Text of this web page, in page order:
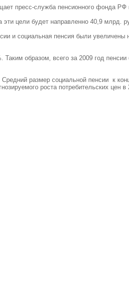
пресс-служба пенсионного фонда РФ
эти цели будет направленно 40,9 млрд.
и социальная пенсия были
образом, всего за 2009 год
размер социальной пенсии к
роста потребительских цен